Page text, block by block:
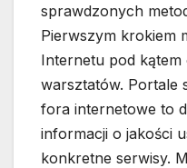
sprawdzonych
Pierwszym krokiem
Internetu pod
warsztatów. Portale
fora internetowe to
informacji o jakości
konkretne serwisy.